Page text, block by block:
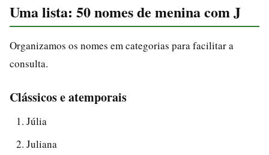
Uma lista: 50 nomes de menina com J
Organizamos os nomes em categorias para facilitar a
consulta.
Clássicos e atemporais
Júlia
Juliana